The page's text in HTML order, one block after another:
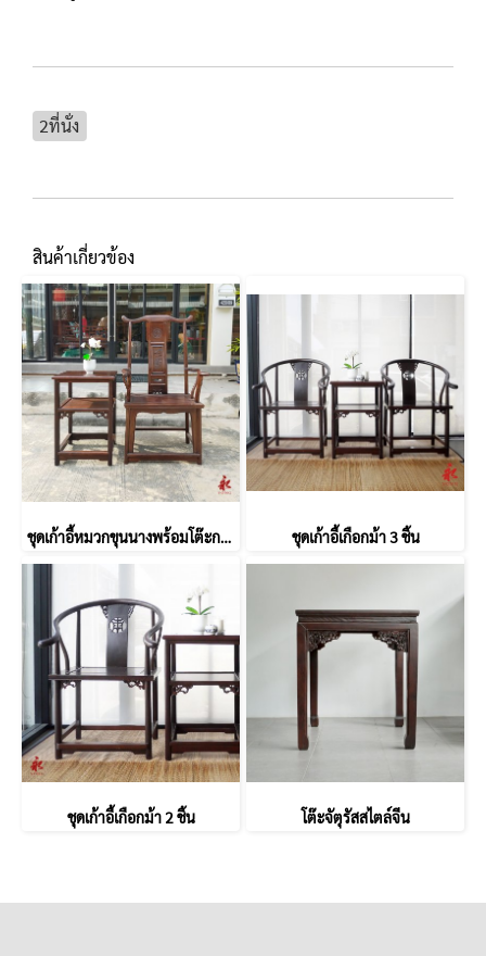
2ที่นั่ง
สินค้าเกี่ยวข้อง
ชุดเก้าอี้หมวกขุนนางพร้อมโต๊ะกลาง ชุดเก้าอี้เกือกม้า 3 ชิ้น
ชุดเก้าอี้เกือกม้า 2 ชิ้น โต๊ะจัตุรัสสไตล์จีน